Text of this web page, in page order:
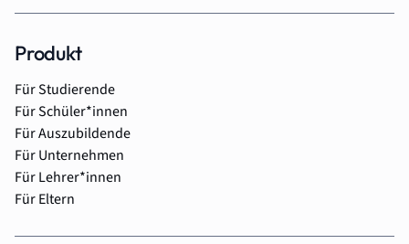
Produkt
Für Studierende
Für Schüler*innen
Für Auszubildende
Für Unternehmen
Für Lehrer*innen
Für Eltern